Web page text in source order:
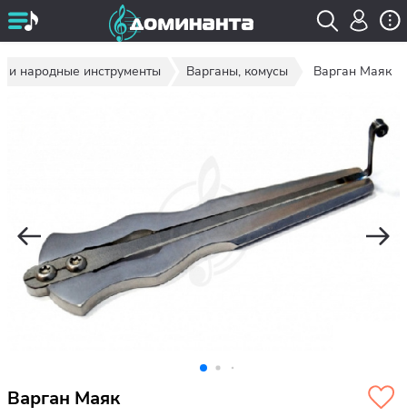
и народные инструменты Варганы, комусы Варган Маяк
Варган Маяк